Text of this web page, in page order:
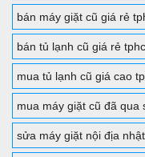
bán máy giặt cũ giá rẻ
bán tủ lạnh cũ giá rẻ
mua tủ lạnh cũ giá cao
mua máy giặt cũ đã qua
sửa máy giặt nội địa